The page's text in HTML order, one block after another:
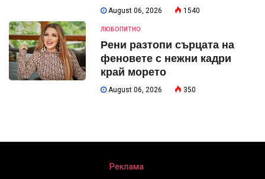
August 06, 2026 1540
ЛЮБОПИТНО
Рени разтопи сърцата на
феновете с нежни кадри
край морето
August 06, 2026 350
Реклама